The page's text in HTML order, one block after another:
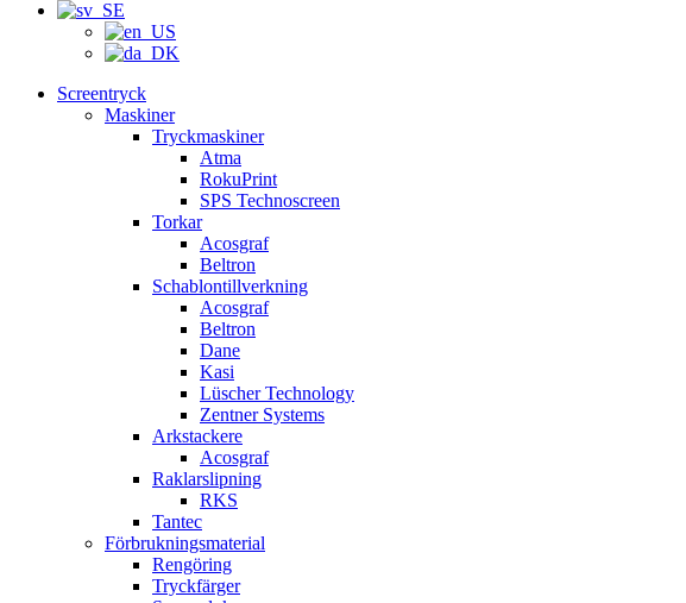
Screentryck
Maskiner
Tryckmaskiner
Atma
RokuPrint
SPS Technoscreen
Torkar
Acosgraf
Beltron
Schablontillverkning
Acosgraf
Beltron
Dane
Kasi
Lüscher Technology
Zentner Systems
Arkstackere
Acosgraf
Raklarslipning
RKS
Tantec
Förbrukningsmaterial
Rengöring
Tryckfärger